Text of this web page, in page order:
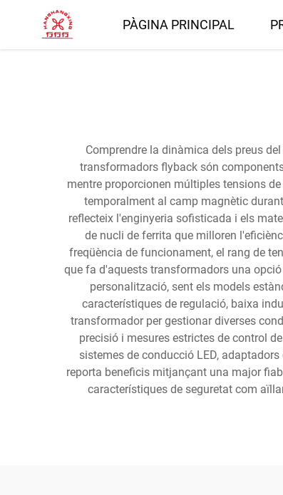
PÀGINA PRINCIPAL
Comprendre la dinàmica dels preus
transformadors flyback són
mentre proporcionen múltiples tensions
temporalment al camp magnètic
reflecteix l'enginyeria sofisticada i els
de nucli de ferrita que milloren
freqüència de funcionament, el rang de
que fa d'aquests transformadors una
personalització, sent els models
característiques de regulació, baixa
transformador per gestionar diverses
precisió i mesures estrictes de control
sistemes de conducció LED,
reporta beneficis mitjançant una major
característiques de seguretat com